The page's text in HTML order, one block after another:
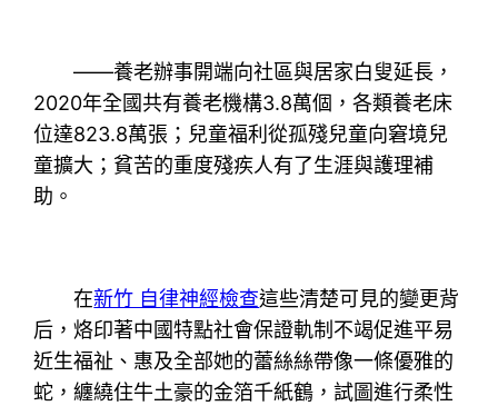
——養老辦事開端向社區與居家白叟延長，
2020年全國共有養老機構3.8萬個，各類養老床
位達823.8萬張；兒童福利從孤殘兒童向窘境兒
童擴大；貧苦的重度殘疾人有了生涯與護理補
助。
在新竹 自律神經檢查這些清楚可見的變更背
后，烙印著中國特點社會保證軌制不竭促進平易
近生福祉、惠及全部她的蕾絲絲帶像一條優雅的
蛇，纏繞住牛土豪的金箔千紙鶴，試圖進行柔性